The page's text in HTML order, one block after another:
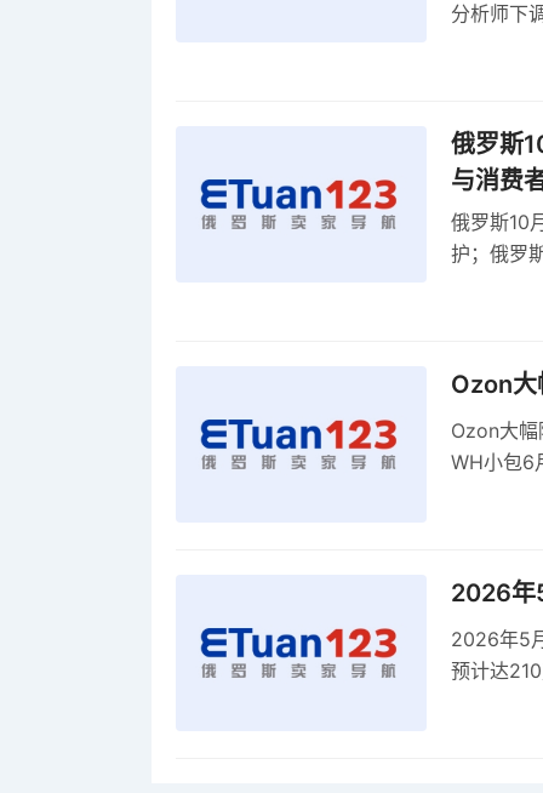
分析师下
俄罗斯
与消费
俄罗斯10
护；俄罗
Ozon大
Ozon大
WH小包6
2026年
2026年5
预计达